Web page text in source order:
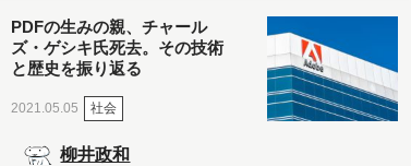
PDFの生みの親、チャール
ズ・ゲシキ氏死去。その技術
と歴史を振り返る
2021.05.05 社会
柳井政和